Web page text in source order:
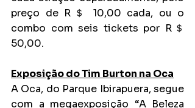
preço de R＄ 10,00 cada, ou o
combo com seis tickets por R＄
50,00.
Exposição do Tim Burton na Oca
A Oca, do Parque Ibirapuera, segue
com a megaexposição “A Beleza